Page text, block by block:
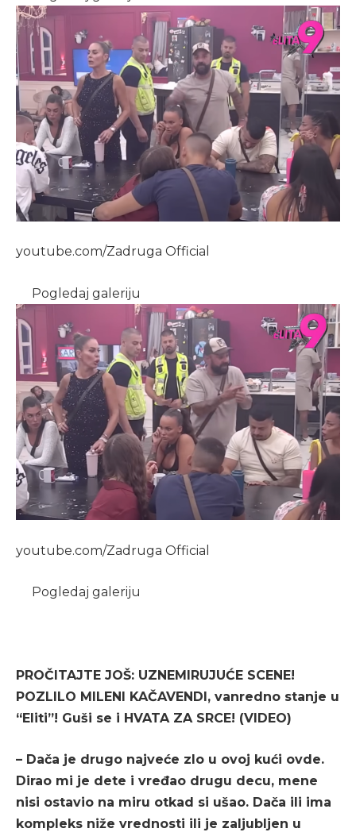
youtube.com/Zadruga Official
Pogledaj galeriju
youtube.com/Zadruga Official
Pogledaj galeriju
PROČITAJTE JOŠ: UZNEMIRUJUĆE SCENE!
POZLILO MILENI KAČAVENDI, vanredno stanje u
“Eliti”! Guši se i HVATA ZA SRCE! (VIDEO)
– Dača je drugo najveće zlo u ovoj kući ovde.
Dirao mi je dete i vređao drugu decu, mene
nisi ostavio na miru otkad si ušao. Dača ili ima
kompleks niže vrednosti ili je zaljubljen u